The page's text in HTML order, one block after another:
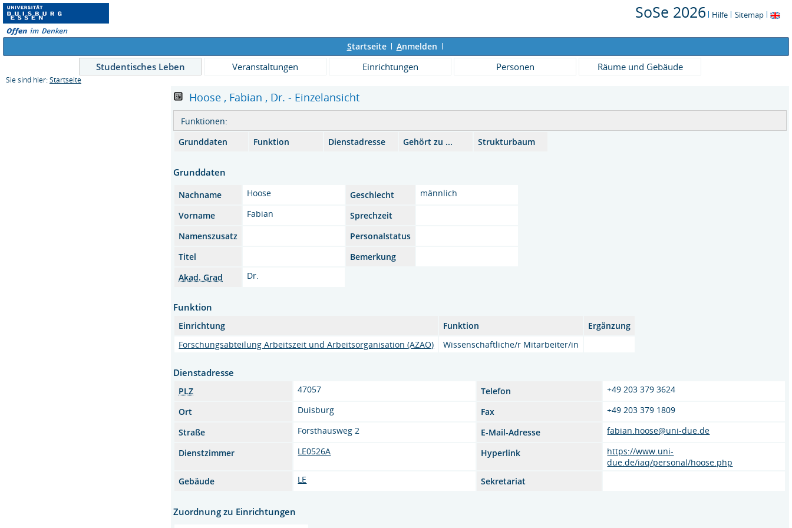
SoSe 2026 Hilfe Sitemap
Startseite Anmelden
Studentisches Leben Veranstaltungen Einrichtungen Personen Räume und Gebäude
Sie sind hier: Startseite
Hoose , Fabian , Dr. - Einzelansicht
Funktionen:
Grunddaten
Funktion Dienstadresse Gehört zu ... Strukturbaum
Grunddaten
Nachname Hoose Geschlecht
männlich
Vorname
Fabian
Sprechzeit
Namenszusatz
Personalstatus
Titel
Bemerkung
Akad. Grad
Dr.
Funktion
Einrichtung Funktion
Ergänzung
Forschungsabteilung Arbeitszeit und Arbeitsorganisation (AZAO)
Wissenschaftliche/r Mitarbeiter/in
Dienstadresse
PLZ 47057 Telefon
+49 203 379 3624
Ort
Duisburg Fax
+49 203 379 1809
Straße
Forsthausweg 2 E-Mail-Adresse
fabian.hoose@uni-due.de
Dienstzimmer
LE0526A Hyperlink
https://www.uni-
due.de/iaq/personal/hoose.php
Gebäude
LE Sekretariat
Zuordnung zu Einrichtungen